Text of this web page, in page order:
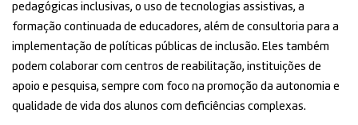
pedagógicas inclusivas, o uso de tecnologias assistivas, a
formação continuada de educadores, além de consultoria para a
implementação de políticas públicas de inclusão. Eles também
podem colaborar com centros de reabilitação, instituições de
apoio e pesquisa, sempre com foco na promoção da autonomia e
qualidade de vida dos alunos com deficiências complexas.